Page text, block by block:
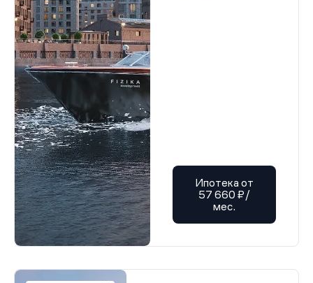
Ипотека от
57 660 ₽/
мес.